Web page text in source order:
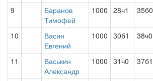
9
Баранов
Тимофей
1000 28ч1 35б0
10
Васин
Евгений
1000 30б1 38ч0
11
Васькин
Александр
1000 31ч0 37б1